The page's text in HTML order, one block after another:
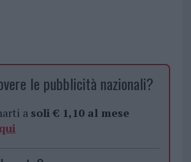
le pubblicità nazionali?
a soli € 1,10 al mese
qui